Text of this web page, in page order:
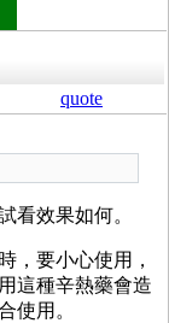
quote
看效果如何。
，要小心使用，
這種辛熱藥會造
使用。